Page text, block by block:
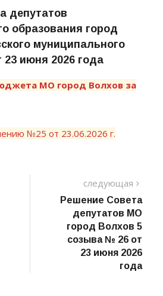
депутатов
образования город
муниципального
июня 2026 года
МО город Волхов за
№25 от 23.06.2026 г.
следующая
пост
Решение Совета
депутатов МО
город Волхов 5
созыва № 26 от
23 июня 2026
года